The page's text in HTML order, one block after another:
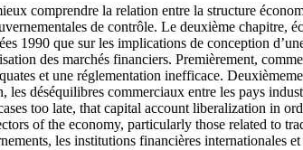
comprendre la relation entre la structure
de contrôle. Le deuxième chapitre,
1990 que sur les implications de conception
des marchés financiers. Premièrement,
et une réglementation inefficace.
déséquilibres commerciaux entre les pays
too late, that capital account liberalization in
of the economy, particularly those related to
les institutions financières internationales